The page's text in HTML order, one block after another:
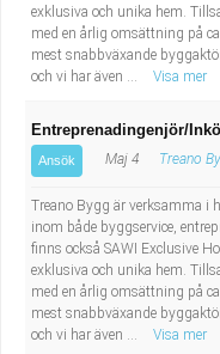
exklusiva och unika hem.
med en årlig omsättning på
mest snabbväxande
och vi har även ...
Visa mer
Entreprenadingenjör/
Ansök Maj 4 Treano
Treano Bygg är verksamma i
inom både byggservice,
finns också SAWI Exclusive
exklusiva och unika hem.
med en årlig omsättning på
mest snabbväxande
och vi har även ...
Visa mer